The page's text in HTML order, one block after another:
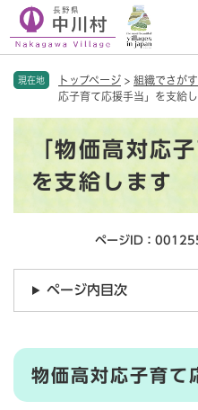
現在地 トップページ > 組織でさがす
応子育て応援手当」を支給
「物価高対応
を支給します
ページID：
ページ内目次
物価高対応子育て